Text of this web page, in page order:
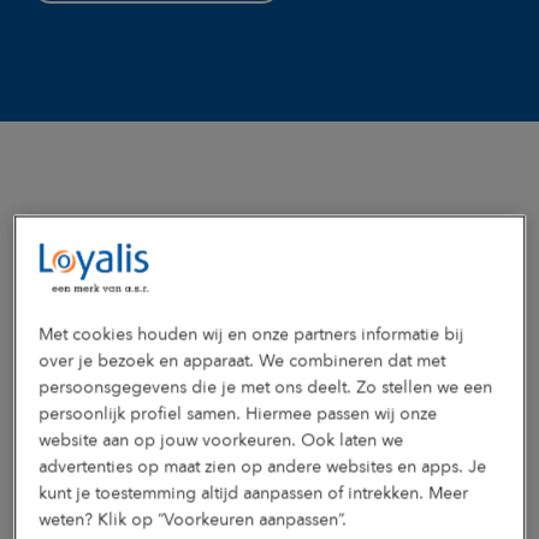
Vragen en antwoorden
Hoe ziet deze training eruit?
In deze interactieve training Werk en mantelzorg gaan we
met oefeningen en speelse werkvormen in gesprek over de
uitdagende combinatie werk en mantelzorg. Verschillende
praktijkvoorbeelden komen voorbij. Ook is er aandacht voor
vitaliserings-thema's zoals zingeving, trotservaringen,
vaardigheden en veerkracht versterken. We stimuleren eigen
Waar en voor wie is deze training?
De training is ontwikkeld voor medewerkers die werk en
mantelzorg moeten combineren en meer balans willen in
hun leven. Data en locatie stemmen we af in overleg.
Wat is mantelzorg of een mantelzorger eigenlijk?
Wanneer ben je mantelzorger?
Wat zijn de kosten en voorwaarden van deze training?
Met cookies houden wij en onze partners informatie bij
over je bezoek en apparaat. We combineren dat met
persoonsgegevens die je met ons deelt. Zo stellen we een
persoonlijk profiel samen. Hiermee passen wij onze
website aan op jouw voorkeuren. Ook laten we
advertenties op maat zien op andere websites en apps. Je
kunt je toestemming altijd aanpassen of intrekken. Meer
weten? Klik op “Voorkeuren aanpassen”.